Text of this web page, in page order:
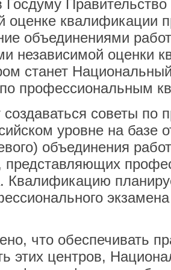
Госдуму
оценке квалификации
объединениями
независимой оценки
станет
по профессиональным
создаваться советы
уровне на базе
объединения
представляющих
Квалификацию
что обеспечивать
этих центров,